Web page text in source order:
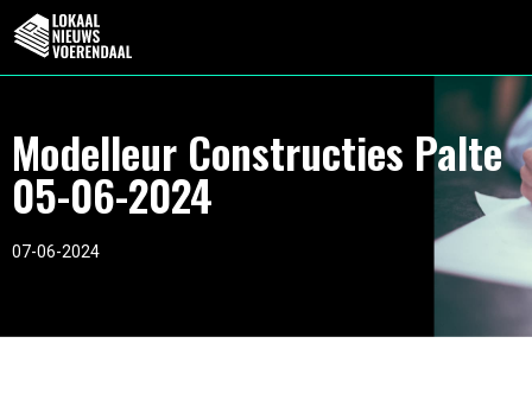
Modelleur Constructies Palte
05-06-2024
07-06-2024